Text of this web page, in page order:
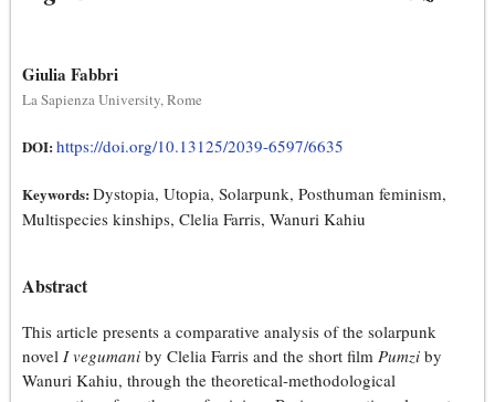
Giulia Fabbri
La Sapienza University, Rome
DOI: https://doi.org/10.13125/2039-6597/6635
Keywords: Dystopia, Utopia, Solarpunk, Posthuman feminism,
Multispecies kinships, Clelia Farris, Wanuri Kahiu
Abstract
This article presents a comparative analysis of the solarpunk
novel I vegumani by Clelia Farris and the short film Pumzi by
Wanuri Kahiu, through the theoretical-methodological